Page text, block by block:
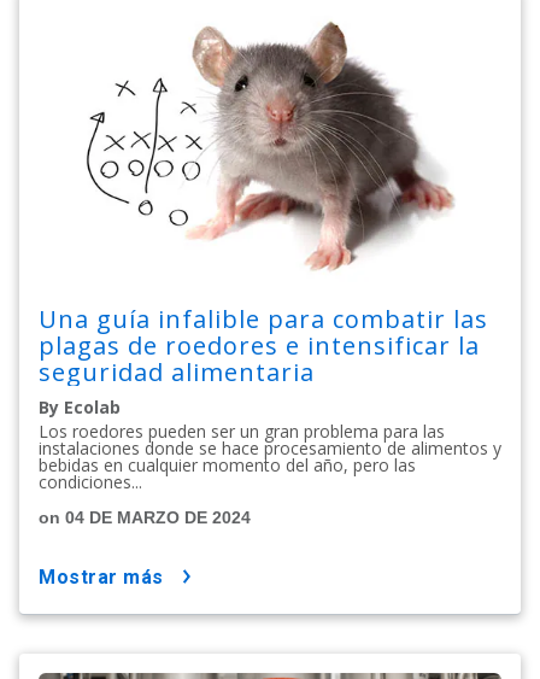
Una guía infalible para combatir las
plagas de roedores e intensificar la
seguridad alimentaria
By Ecolab
Los roedores pueden ser un gran problema para las
instalaciones donde se hace procesamiento de alimentos y
bebidas en cualquier momento del año, pero las
condiciones...
on 04 DE MARZO DE 2024
mostrar más